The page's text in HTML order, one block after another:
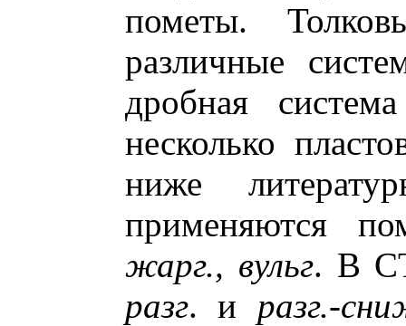
пометы.
различные
дробная
несколько
ниже
применяются
жарг., вульг. В
разг. и разг.-